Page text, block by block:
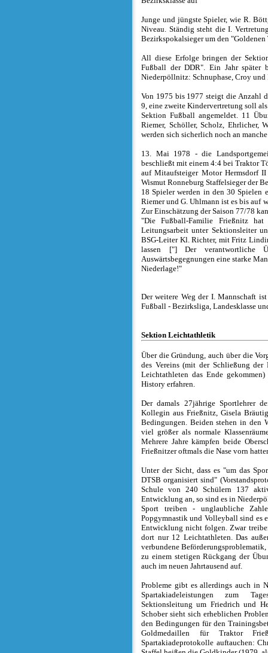
Junge und jüngste Spieler, wie R.
Niveau. Ständig steht die I.
Bezirkspokalsieger um den
All diese Erfolge bringen der
Fußball der DDR". Ein Jahr später
Niederpöllnitz: Schnuphase, Croy und
Von 1975 bis 1977 steigt die Anzahl
9, eine zweite Kindervertretung soll
Sektion Fußball angemeldet. 11
Riemer, Schöller, Scholz, Ehrlicher,
werden sich sicherlich noch an
13. Mai 1978 - die
beschließt mit einem 4:4 bei Traktor
auf Mitaufsteiger Motor Hermsdorf
Wismut Ronneburg Staffelsieger der
18 Spieler werden in den 30 Spielen
Riemer und G. Uhlmann ist es bis auf
Zur Einschätzung der Saison 77/78
"Die Fußball-Familie Frießnitz
Leitungsarbeit unter Sektionsleiter
BSG-Leiter Kl. Richter, mit Fritz
lassen ["] Der verantwortliche
Auswärtsbegegnungen eine starke
Niederlage!"
Der weitere Weg der I. Mannschaft
Fußball - Bezirksliga, Landesklasse
Sektion Leichtathletik
Über die Gründung, auch über die
des Vereins (mit der Schließung
Leichtathleten das Ende
History erfahren.
Der damals 27jährige Sportlehrer
Kollegin aus Frießnitz, Gisela
Bedingungen. Beiden stehen in den
viel größer als normale
Mehrere Jahre kämpfen beide
Frießnitzer oftmals die Nase vorn
Unter der Sicht, dass es "um das
DTSB organisiert sind"
Schule von 240 Schülern 137
Entwicklung an, so sind es in
Sport treiben - unglaubliche
Popgymnastik und Volleyball sind es
Entwicklung nicht folgen. Zwar
dort nur 12 Leichtathleten. Das
verbundene
zu einem stetigen Rückgang der
auch im neuen Jahrtausend auf.
Probleme gibt es allerdings auch in
Spartakiadeleistungen zum
Sektionsleitung um Friedrich und
Schober sieht sich erheblichen
den Bedingungen für den
Goldmedaillen für Traktor
Spartakiadeprotokolle auftauchen: